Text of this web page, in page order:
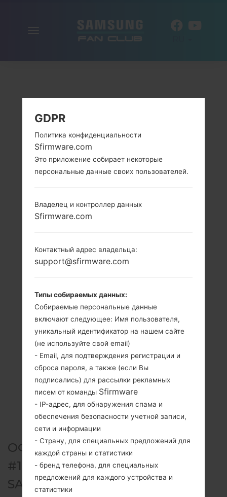
ОФИЦИАЛЬНАЯ ПРОШИВКА
#141355 ДЛЯ SM-J337P -
SAMSUNGGALAXY J3 2018
GDPR
Политика конфиденциальности
Sfirmware.com
Это приложение собирает некоторые
персональные данные своих пользователей.
Владелец и контроллер данных
Sfirmware.com
Контактный адрес владельца:
support@sfirmware.com
Типы собираемых данных:
Собираемые персональные данные
включают следующее: Имя пользователя,
уникальный идентификатор на нашем сайте
(не используйте свой email)
- Email, для подтверждения регистрации и
сброса пароля, а также (если Вы
подписались) для рассылки рекламных
писем от команды Sfirmware
- IP-адрес, для обнаружения спама и
обеспечения безопасности учетной записи,
сети и информации
- Страну, для специальных предложений для
каждой страны и статистики
- бренд телефона, для специальных
предложений для каждого устройства и
статистики